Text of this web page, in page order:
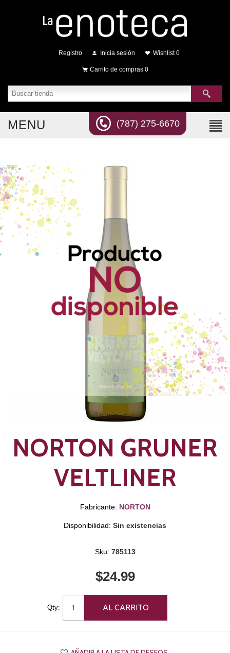
Registro Inicia sesión Wishlist 0
Carrito de compras 0
(787) 275-6670
MENU
NORTON GRUNER
VELTLINER
Fabricante: NORTON
Disponibilidad: Sin existencias
Sku: 785113
$24.99
Qty: